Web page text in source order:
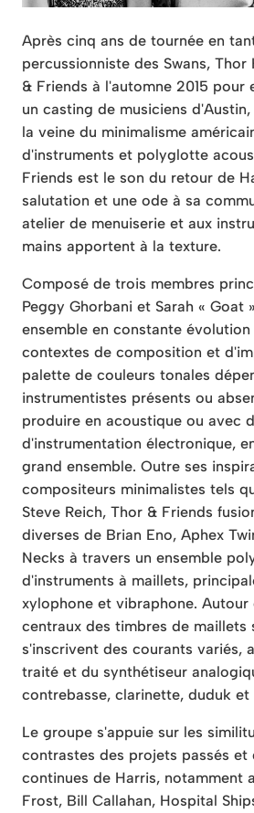
Après cinq ans de tournée en
percussionniste des Swans,
& Friends à l'automne 2015 pour
un casting de musiciens
la veine du minimalisme
d'instruments et polyglotte
Friends est le son du retour de
salutation et une ode à sa
atelier de menuiserie et aux
mains apportent à la texture.
Composé de trois membres
Peggy Ghorbani et Sarah « Goat
ensemble en constante
contextes de composition et
palette de couleurs tonales
instrumentistes présents ou
produire en acoustique ou avec
d'instrumentation électronique,
grand ensemble. Outre ses
compositeurs minimalistes tels
Steve Reich, Thor & Friends
diverses de Brian Eno, Aphex
Necks à travers un ensemble
d'instruments à maillets,
xylophone et vibraphone. Autour
centraux des timbres de maillets
s'inscrivent des courants variés,
traité et du synthétiseur
contrebasse, clarinette, duduk et
Le groupe s'appuie sur les
contrastes des projets passés et
continues de Harris, notamment
Frost, Bill Callahan, Hospital